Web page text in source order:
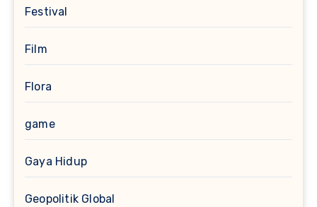
Festival
Film
Flora
game
Gaya Hidup
Geopolitik Global